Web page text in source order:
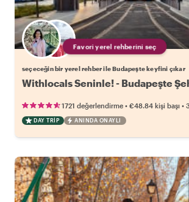
Favori yerel rehberini seç
seçeceğin bir yerel rehber ile Budapeşte keyfini çıkar
Withlocals Seninle! - Budapeşte
1721 değerlendirme • €48.84 kişi başı •
DAY TRIP ANINDA ONAYLI